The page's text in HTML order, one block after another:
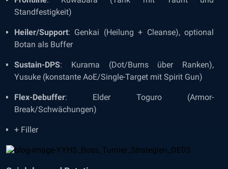
Standfestigkeit)
Heiler/Support: Genkai (Heilung + Cleanse), optional
Botan als Buffer
Sustain-DPS: Kurama (Dot/Burns über Ranken),
Yusuke (konstante AoE/Single-Target mit Spirit Gun)
Flex-Debuffer: Elder Toguro (Armor-
Break/Schwächungen)
+ Filler